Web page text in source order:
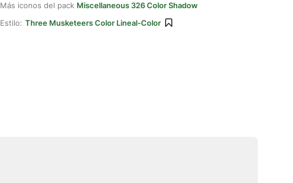
Más iconos del pack Miscellaneous 326 Color Shadow
Estilo: Three Musketeers Color Lineal-Color